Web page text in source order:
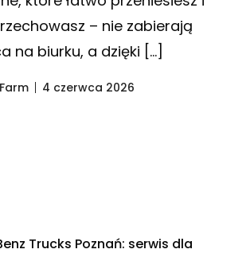
– nie zabierają
na biurku, a dzięki […]
4 czerwca 2026
Trucks Poznań: serwis dla